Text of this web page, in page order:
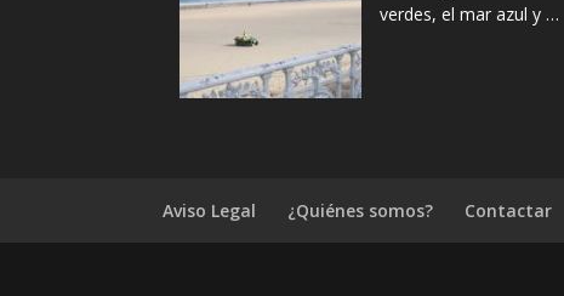
verdes, el mar azul y …
Aviso Legal ¿Quiénes somos? Contactar